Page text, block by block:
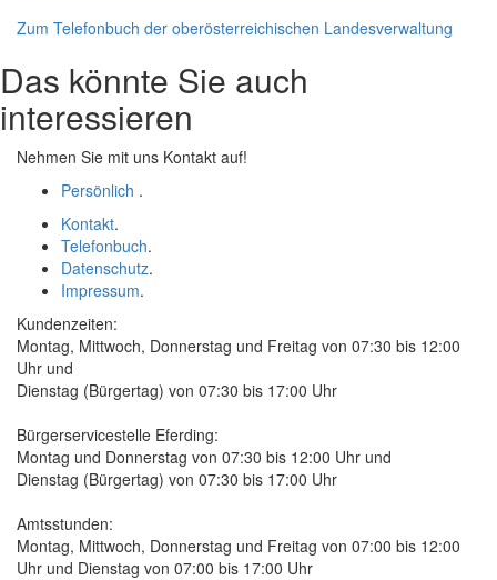
Zum Telefonbuch der oberösterreichischen Landesverwaltung
Das könnte Sie auch
interessieren
Nehmen Sie mit uns Kontakt auf!
Persönlich .
Kontakt.
Telefonbuch.
Datenschutz.
Impressum.
Kundenzeiten:
Montag, Mittwoch, Donnerstag und Freitag von 07:30 bis 12:00
Uhr und
Dienstag (Bürgertag) von 07:30 bis 17:00 Uhr
Bürgerservicestelle Eferding:
Montag und Donnerstag von 07:30 bis 12:00 Uhr und
Dienstag (Bürgertag) von 07:30 bis 17:00 Uhr
Amtsstunden:
Montag, Mittwoch, Donnerstag und Freitag von 07:00 bis 12:00
Uhr und Dienstag von 07:00 bis 17:00 Uhr